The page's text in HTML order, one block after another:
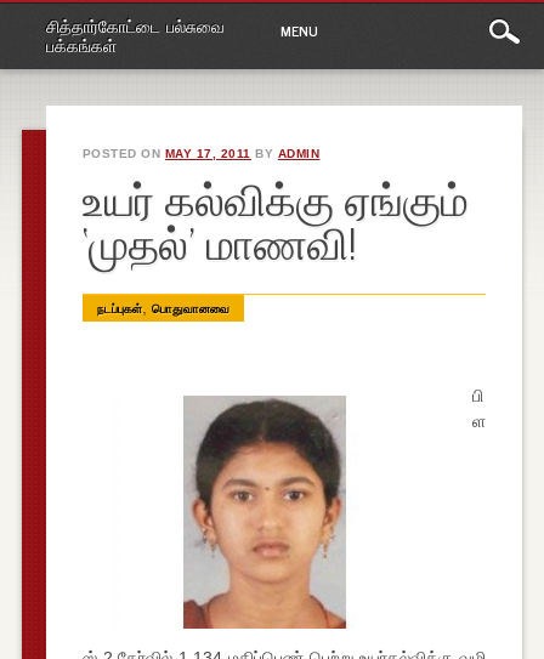
சித்தார்கோட்டை பல்சுவை
பக்கங்கள்
Main
menu
content
MENU
POSTED ON MAY 17, 2011 BY ADMIN
உயர் கல்விக்கு ஏங்கும்
‘முதல்’ மாணவி!
நடப்புகள், பொதுவானவை
பி
ள